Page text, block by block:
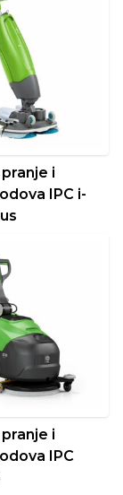
i
IPC i-
i
IPC